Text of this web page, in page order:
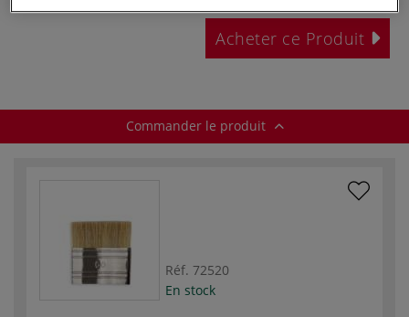
Acheter ce Produit
Commander le produit
Réf. 72520
En stock